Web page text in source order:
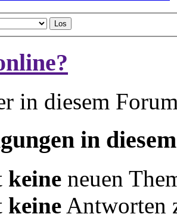
in diesem
in
keine neuen
keine Antworten